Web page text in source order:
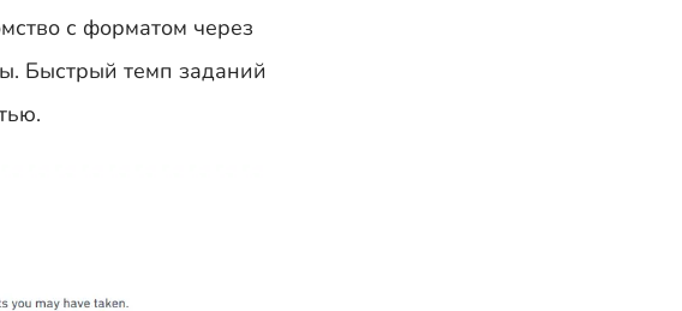
с форматом через
Быстрый темп заданий